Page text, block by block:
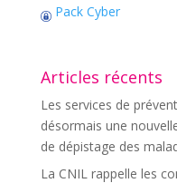
Pack Cyber
Articles récents
Les services de
désormais une
de dépistage des
La CNIL rappelle les